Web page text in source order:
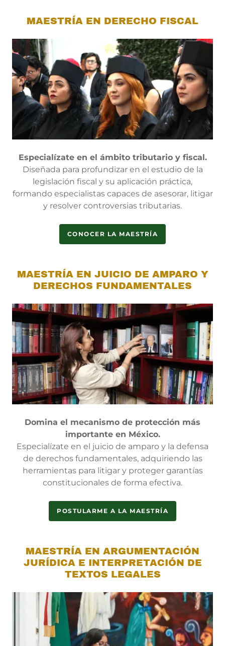
MAESTRÍA EN DERECHO FISCAL
Especialízate en el ámbito tributario y fiscal.
Diseñada para profundizar en el estudio de la
legislación fiscal y su aplicación práctica,
formando especialistas capaces de asesorar, litigar
y resolver controversias tributarias.
CONOCER LA MAESTRÍA
MAESTRÍA EN JUICIO DE AMPARO Y
DERECHOS FUNDAMENTALES
Domina el mecanismo de protección más
importante en México.
Especialízate en el juicio de amparo y la defensa
de derechos fundamentales, adquiriendo las
herramientas para litigar y proteger garantías
constitucionales de forma efectiva.
POSTULARME A LA MAESTRÍA
MAESTRÍA EN ARGUMENTACIÓN
JURÍDICA E INTERPRETACIÓN DE
TEXTOS LEGALES